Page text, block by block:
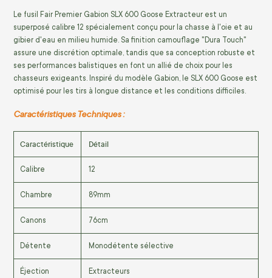
Le fusil Fair Premier Gabion SLX 600 Goose Extracteur est un
superposé calibre 12 spécialement conçu pour la chasse à l'oie et au
gibier d'eau en milieu humide. Sa finition camouflage "Dura Touch"
assure une discrétion optimale, tandis que sa conception robuste et
ses performances balistiques en font un allié de choix pour les
chasseurs exigeants. Inspiré du modèle Gabion, le SLX 600 Goose est
optimisé pour les tirs à longue distance et les conditions difficiles.
Caractéristiques Techniques :
Caractéristique Détail
Calibre 12
Chambre 89mm
Canons 76cm
Détente Monodétente sélective
Éjection Extracteurs